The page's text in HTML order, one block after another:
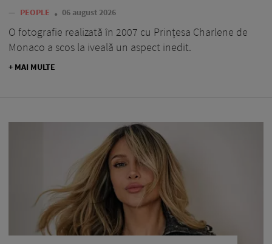
— PEOPLE 06 august 2026
O fotografie realizată în 2007 cu Prințesa Charlene de
Monaco a scos la iveală un aspect inedit.
+ MAI MULTE